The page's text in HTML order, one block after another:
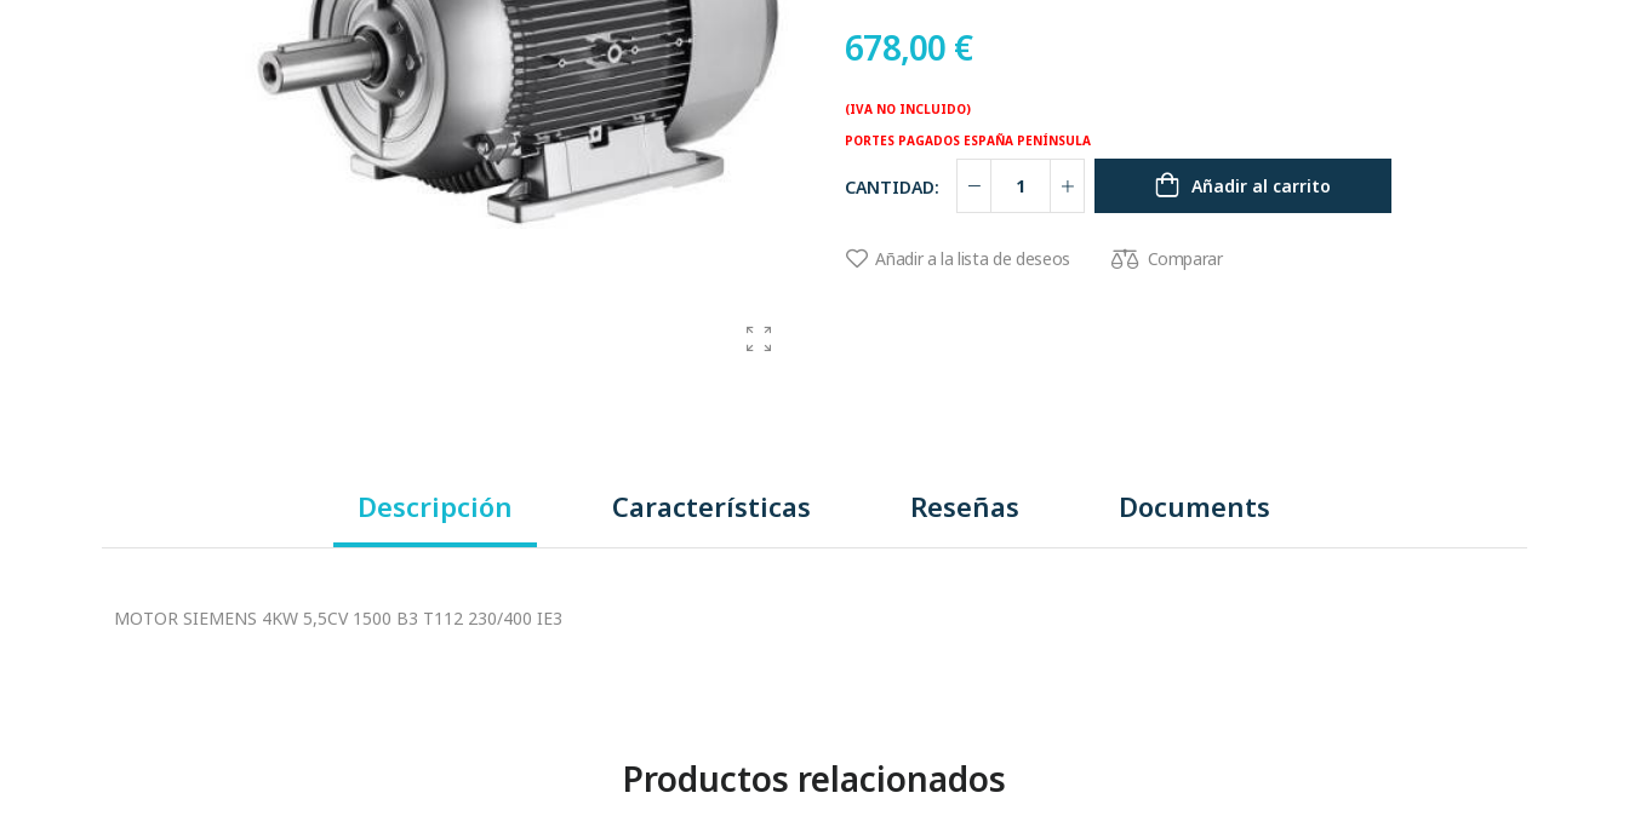
678,00 €
(IVA NO INCLUIDO)
PORTES PAGADOS ESPAÑA PENÍNSULA
CANTIDAD: Añadir al carrito
Añadir a la lista de deseos Comparar
Descripción Características Reseñas Documents
MOTOR SIEMENS 4KW 5,5CV 1500 B3 T112 230/400 IE3
Productos relacionados